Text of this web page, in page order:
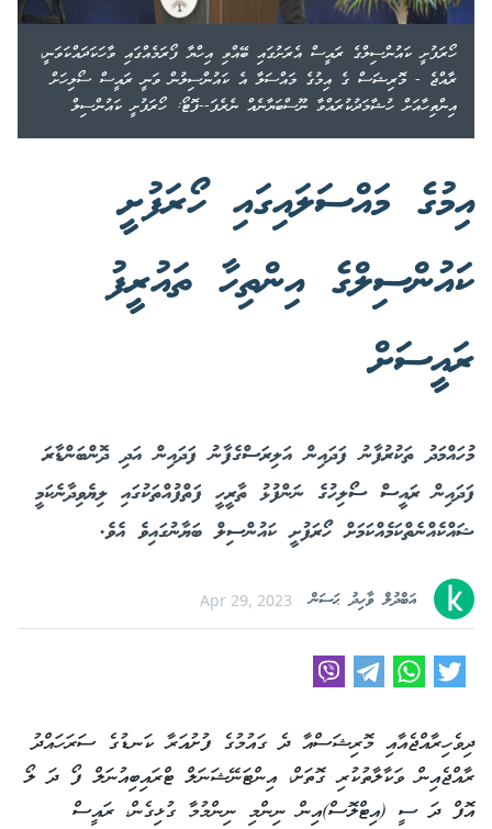
ހޯރަފުށީ ކައުންސިލްގެ ރައީސް އެރަށުގައި ބޭއްވި އިހްޔާ ފޯރަމެއްގައި ވާހަކަދައްކަވަނީ،
ރާއްޖެ - މޮރިޝަސް ގެ އިމުގެ މައްސަލާ އެ ކައުންސިލުން ވަނީ ރައީސް ސޯލިހަށް
އިންތިހާއަށް ހުޝާމަދުކުރައްވާ ނޫސްބަޔާނެއް ނެރެފަ--ފޮޓޯ: ހޯރަފުށީ ކައުންސިލް
އިމުގެ މައްސަލައިގައި ހޯރަފުށީ
ކައުންސިލްގެ އިންތިހާ ތައުރީފު
ރައީސަށް
މުހައްމަދު ތަކުރުފާނު ފަދައިން އަލިރަސްގެފާނު ފަދައިން އަދި ދޮންބަންޑާރަ
ފަދައިން ރައީސް ސޯލިހުގެ ނަންފުޅު ތާރީހީ ފަތްފުއްތަކުގައި ލިޔެވިދާނެކަމީ
ޝައްކެއްނެތްކަމެއްކަމަށް ހޯރަފުށީ ކައުންސިލް ބަޔާނުގައިވެ އެވެ.
އަބްދުލް ވާހިދު ޙަސަން Apr 29, 2023
ދިވެހިރާއްޖެއާއި މޮރިޝަސްއާ ދެ ގައުމުގެ ފުށުއަރާ ކަނޑުގެ ސަރަހައްދު
ރާއްޖެއިން ވަކާލާތުކުރި ގޮތަށް، އިންޓަނޭޝަނަލް ޓްރައިބިއުނަލް ފޯ ދަ ލޯ
އޮފް ދަ ސީ (އިޓްލޮސް)އިން ނިންމި ނިންމުމާ ގުޅިގެން، ރައީސް